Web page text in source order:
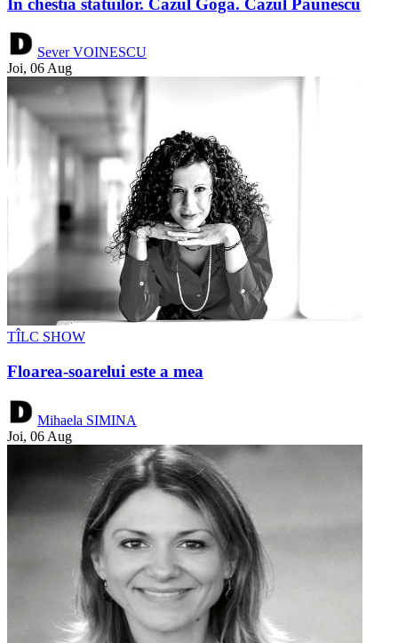
Sever VOINESCU
Joi, 06 Aug
TÎLC SHOW
Floarea-soarelui este a mea
Mihaela SIMINA
Joi, 06 Aug